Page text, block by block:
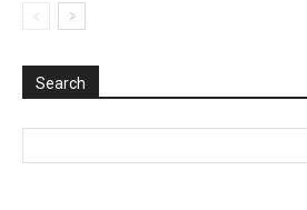
Search